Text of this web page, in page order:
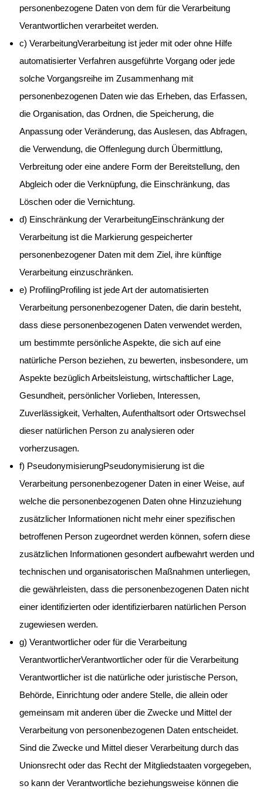
personenbezogene Daten von dem für die Verarbeitung
Verantwortlichen verarbeitet werden.
c) VerarbeitungVerarbeitung ist jeder mit oder ohne Hilfe
automatisierter Verfahren ausgeführte Vorgang oder jede
solche Vorgangsreihe im Zusammenhang mit
personenbezogenen Daten wie das Erheben, das Erfassen,
die Organisation, das Ordnen, die Speicherung, die
Anpassung oder Veränderung, das Auslesen, das Abfragen,
die Verwendung, die Offenlegung durch Übermittlung,
Verbreitung oder eine andere Form der Bereitstellung, den
Abgleich oder die Verknüpfung, die Einschränkung, das
Löschen oder die Vernichtung.
d) Einschränkung der VerarbeitungEinschränkung der
Verarbeitung ist die Markierung gespeicherter
personenbezogener Daten mit dem Ziel, ihre künftige
Verarbeitung einzuschränken.
e) ProfilingProfiling ist jede Art der automatisierten
Verarbeitung personenbezogener Daten, die darin besteht,
dass diese personenbezogenen Daten verwendet werden,
um bestimmte persönliche Aspekte, die sich auf eine
natürliche Person beziehen, zu bewerten, insbesondere, um
Aspekte bezüglich Arbeitsleistung, wirtschaftlicher Lage,
Gesundheit, persönlicher Vorlieben, Interessen,
Zuverlässigkeit, Verhalten, Aufenthaltsort oder Ortswechsel
dieser natürlichen Person zu analysieren oder
vorherzusagen.
f) PseudonymisierungPseudonymisierung ist die
Verarbeitung personenbezogener Daten in einer Weise, auf
welche die personenbezogenen Daten ohne Hinzuziehung
zusätzlicher Informationen nicht mehr einer spezifischen
betroffenen Person zugeordnet werden können, sofern diese
zusätzlichen Informationen gesondert aufbewahrt werden und
technischen und organisatorischen Maßnahmen unterliegen,
die gewährleisten, dass die personenbezogenen Daten nicht
einer identifizierten oder identifizierbaren natürlichen Person
zugewiesen werden.
g) Verantwortlicher oder für die Verarbeitung
VerantwortlicherVerantwortlicher oder für die Verarbeitung
Verantwortlicher ist die natürliche oder juristische Person,
Behörde, Einrichtung oder andere Stelle, die allein oder
gemeinsam mit anderen über die Zwecke und Mittel der
Verarbeitung von personenbezogenen Daten entscheidet.
Sind die Zwecke und Mittel dieser Verarbeitung durch das
Unionsrecht oder das Recht der Mitgliedstaaten vorgegeben,
so kann der Verantwortliche beziehungsweise können die